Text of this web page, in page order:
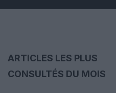
ARTICLES LES PLUS
CONSULTÉS DU MOIS